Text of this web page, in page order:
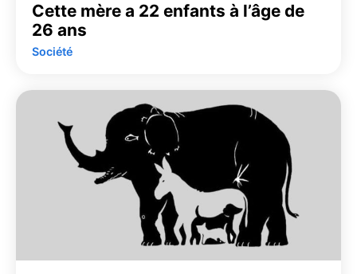
Cette mère a 22 enfants à l’âge de
26 ans
Société